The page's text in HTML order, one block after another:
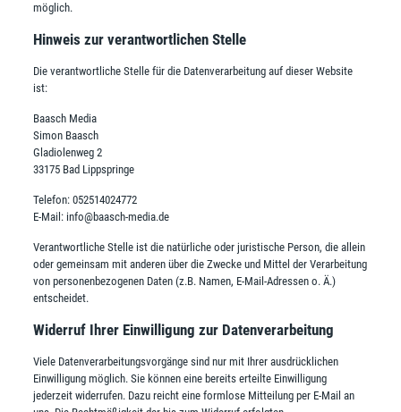
möglich.
Hinweis zur verantwortlichen Stelle
Die verantwortliche Stelle für die Datenverarbeitung auf dieser Website
ist:
Baasch Media
Simon Baasch
Gladiolenweg 2
33175 Bad Lippspringe
Telefon: 052514024772
E-Mail: info@baasch-media.de
Verantwortliche Stelle ist die natürliche oder juristische Person, die allein
oder gemeinsam mit anderen über die Zwecke und Mittel der Verarbeitung
von personenbezogenen Daten (z.B. Namen, E-Mail-Adressen o. Ä.)
entscheidet.
Widerruf Ihrer Einwilligung zur Datenverarbeitung
Viele Datenverarbeitungsvorgänge sind nur mit Ihrer ausdrücklichen
Einwilligung möglich. Sie können eine bereits erteilte Einwilligung
jederzeit widerrufen. Dazu reicht eine formlose Mitteilung per E-Mail an